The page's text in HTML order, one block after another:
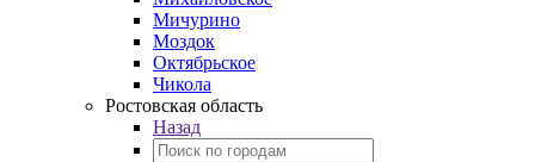
Мичурино
Моздок
Октябрьское
Чикола
Ростовская область
Назад